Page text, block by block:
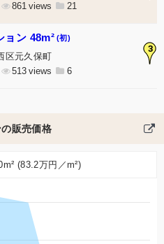
861 21
3
ョン 48m² (初)
区元久保町
513 6
販売価格
(83.2万円／m²)